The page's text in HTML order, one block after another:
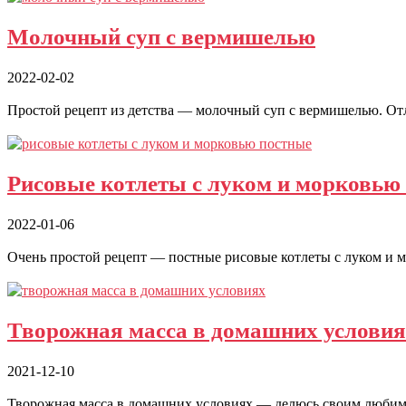
Молочный суп с вермишелью
2022-02-02
Простой рецепт из детства — молочный суп с вермишелью.
Рисовые котлеты с луком и морковью
2022-01-06
Очень простой рецепт — постные рисовые котлеты с луком и
Творожная масса в домашних
2021-12-10